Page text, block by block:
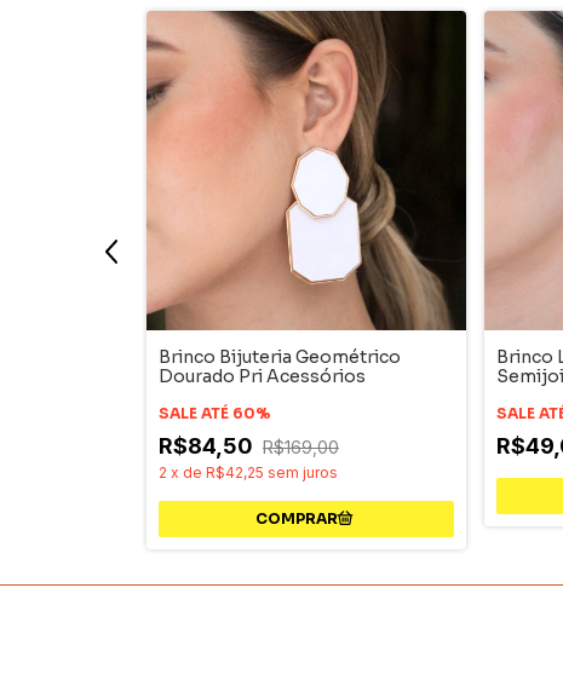
Brinco Bijuteria Geométrico
Dourado Pri Acessórios
SALE ATÉ 60%
R$84,50 R$169,00
2 x de R$42,25 sem juros
Brinco
SALE